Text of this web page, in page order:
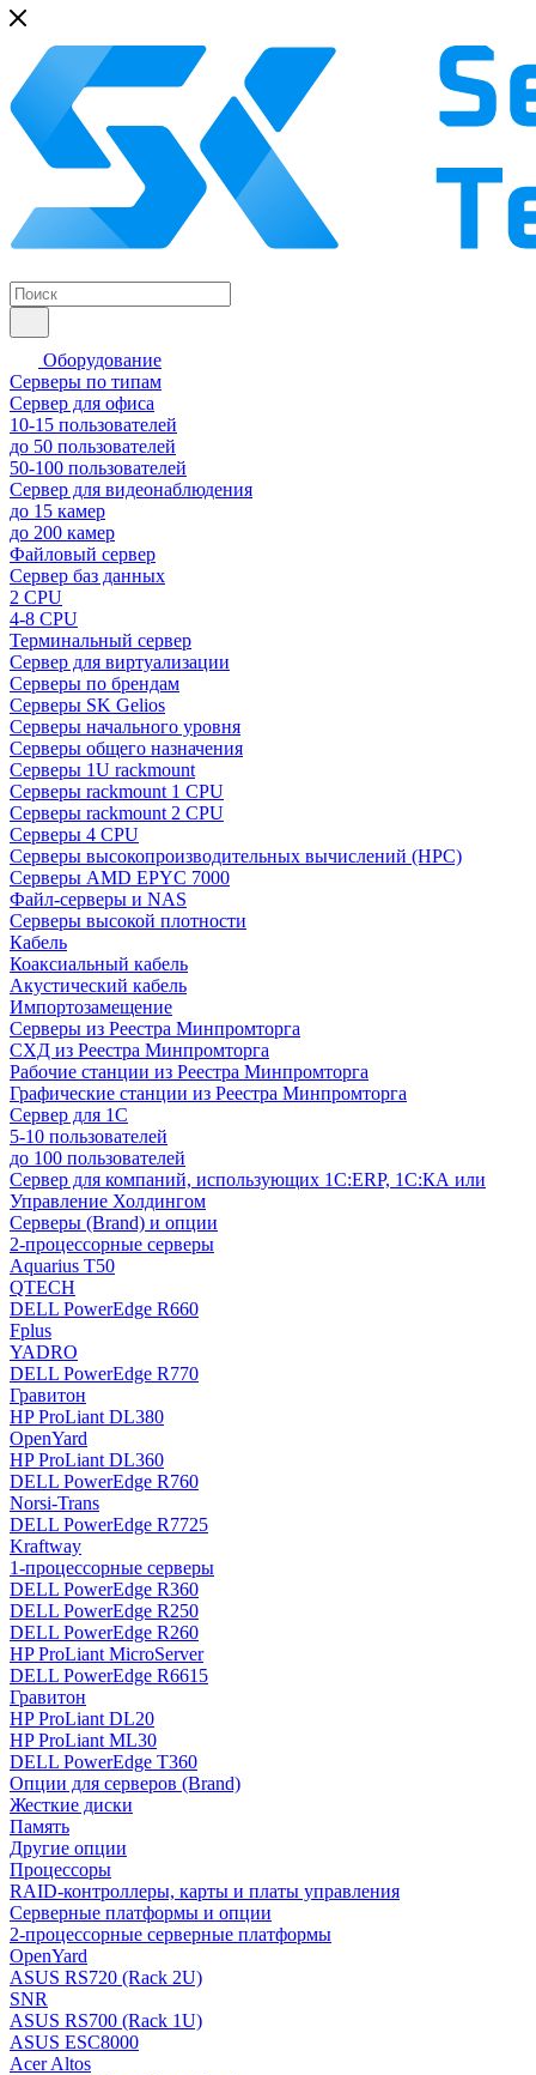
Оборудование
Серверы по типам
Сервер для офиса
10-15 пользователей
до 50 пользователей
50-100 пользователей
Сервер для видеонаблюдения
до 15 камер
до 200 камер
Файловый сервер
Сервер баз данных
2 CPU
4-8 CPU
Терминальный сервер
Сервер для виртуализации
Серверы по брендам
Серверы SK Gelios
Серверы начального уровня
Серверы общего назначения
Серверы 1U rackmount
Серверы rackmount 1 CPU
Серверы rackmount 2 CPU
Серверы 4 CPU
Серверы высокопроизводительных вычислений (HPC)
Серверы AMD EPYC 7000
Файл-серверы и NAS
Серверы высокой плотности
Кабель
Коаксиальный кабель
Акустический кабель
Импортозамещение
Серверы из Реестра Минпромторга
СХД из Реестра Минпромторга
Рабочие станции из Реестра Минпромторга
Графические станции из Реестра Минпромторга
Сервер для 1С
5-10 пользователей
до 100 пользователей
Сервер для компаний, использующих 1C:ERP, 1С:КА или
Управление Холдингом
Серверы (Brand) и опции
2-процессорные серверы
Aquarius T50
QTECH
DELL PowerEdge R660
Fplus
YADRO
DELL PowerEdge R770
Гравитон
HP ProLiant DL380
OpenYard
HP ProLiant DL360
DELL PowerEdge R760
Norsi-Trans
DELL PowerEdge R7725
Kraftway
1-процессорные серверы
DELL PowerEdge R360
DELL PowerEdge R250
DELL PowerEdge R260
HP ProLiant MicroServer
DELL PowerEdge R6615
Гравитон
HP ProLiant DL20
HP ProLiant ML30
DELL PowerEdge T360
Опции для серверов (Brand)
Жесткие диски
Память
Другие опции
Процессоры
RAID-контроллеры, карты и платы управления
Серверные платформы и опции
2-процессорные серверные платформы
OpenYard
ASUS RS720 (Rack 2U)
SNR
ASUS RS700 (Rack 1U)
ASUS ESC8000
Acer Altos